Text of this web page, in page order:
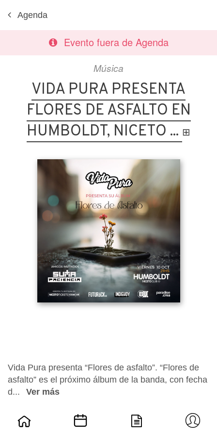
Agenda
Evento fuera de Agenda
Música
VIDA PURA PRESENTA
FLORES DE ASFALTO EN
HUMBOLDT, NICETO ... ⊞
Vida Pura presenta “Flores de asfalto”. “Flores de
asfalto” es el próximo álbum de la banda, con fecha
d...
Ver más